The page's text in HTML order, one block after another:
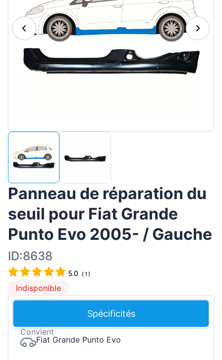
Magyar
Lietuvių
Hrvatski
Português
Slovenian
Panneau de réparation du
seuil pour Fiat Grande
Punto Evo 2005- / Gauche
ID:8638
5.0 (1 )
Indisponible
Spécificités
Convient
Fiat Grande Punto Evo